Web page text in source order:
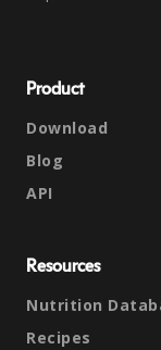
Product
Download
Blog
API
Resources
Nutrition
Recipes